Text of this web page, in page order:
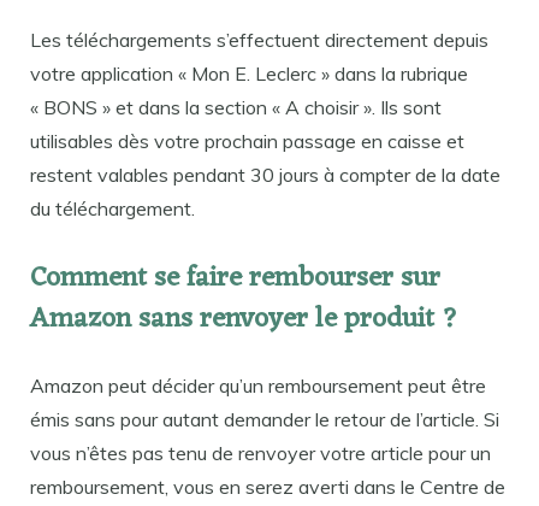
Les téléchargements s’effectuent directement depuis
votre application « Mon E. Leclerc » dans la rubrique
« BONS » et dans la section « A choisir ». Ils sont
utilisables dès votre prochain passage en caisse et
restent valables pendant 30 jours à compter de la date
du téléchargement.
Comment se faire rembourser sur
Amazon sans renvoyer le produit ?
Amazon peut décider qu’un remboursement peut être
émis sans pour autant demander le retour de l’article. Si
vous n’êtes pas tenu de renvoyer votre article pour un
remboursement, vous en serez averti dans le Centre de